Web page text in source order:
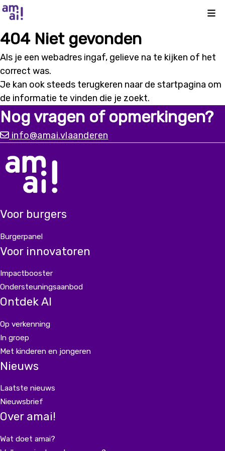
404 Niet gevonden
Als je een webadres ingaf, gelieve na te kijken of het
correct was.
Je kan ook steeds terugkeren naar de startpagina om
de informatie te vinden die je zoekt.
Nog vragen of opmerkingen?
info@amai.vlaanderen
Voor burgers
Burgerpanel
Voor innovatoren
Impactbooster
Ondersteuningsaanbod
Ontdek AI
Op verkenning
In groep
Met kinderen en jongeren
Nieuws
Laatste nieuws
Nieuwsbrief
Over amai!
Wat doet amai?